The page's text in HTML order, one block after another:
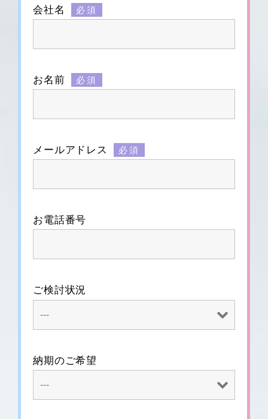
会社名 必須
お名前 必須
メールアドレス 必須
お電話番号
ご検討状況
納期のご希望